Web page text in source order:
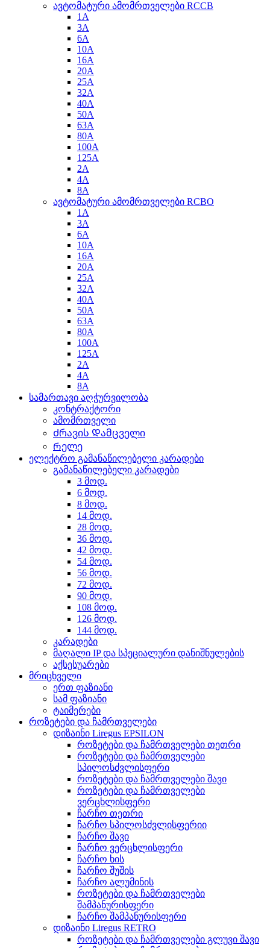
ავტომატური ამომრთველები RCCB
1A
3A
6A
10A
16A
20A
25A
32A
40A
50A
63A
80A
100A
125A
2A
4A
8A
ავტომატური ამომრთველები RCBO
1A
3A
6A
10A
16A
20A
25A
32A
40A
50A
63A
80A
100A
125A
2A
4A
8A
სამართავი აღჭურვილობა
კონტრაქტორი
ამომრთველი
Ძრავის Დამცველი
Რელე
ელექტრო გამანაწილებელი კარადები
გამანაწილებელი კარადები
3 მოდ.
6 მოდ.
8 მოდ.
14 მოდ.
28 მოდ.
36 მოდ.
42 მოდ.
54 მოდ.
56 მოდ.
72 მოდ.
90 მოდ.
108 მოდ.
126 მოდ.
144 მოდ.
კარადები
მაღალი IP და სპეციალური დანიშნულების
აქსესუარები
მრიცხველი
ერთ ფაზიანი
სამ ფაზიანი
ტაიმერები
როზეტები და ჩამრთველები
დიზაინი Liregus EPSILON
როზეტები და ჩამრთველები თეთრი
როზეტები და ჩამრთველები
სპილოსძვლისფერი
როზეტები და ჩამრთველები შავი
როზეტები და ჩამრთველები
ვერცხლისფერი
ჩარჩო თეთრი
ჩარჩო სპილოსძვლისფერიი
ჩარჩო შავი
ჩარჩო ვერცხლისფერი
ჩარჩო ხის
ჩარჩო შუშის
ჩარჩო ალუმინის
როზეტები და ჩამრთველები
შამპანურისფერი
ჩარჩო შამპანურისფერი
დიზაინი Liregus RETRO
როზეტები და ჩამრთველები გლუვი შავი